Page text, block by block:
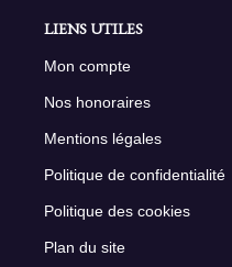
LIENS UTILES
Mon compte
Nos honoraires
Mentions légales
Politique de confidentialité
Politique des cookies
Plan du site